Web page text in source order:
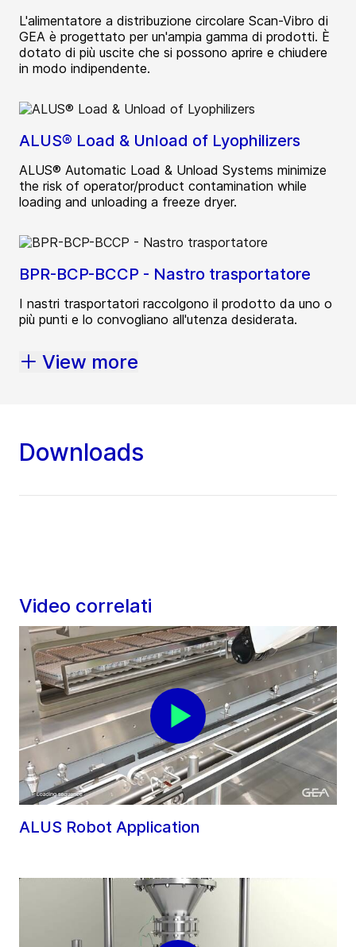
L'alimentatore a distribuzione circolare Scan-Vibro di
GEA è progettato per un'ampia gamma di prodotti. È
dotato di più uscite che si possono aprire e chiudere
in modo indipendente.
ALUS® Load & Unload of Lyophilizers
ALUS® Automatic Load & Unload Systems minimize
the risk of operator/product contamination while
loading and unloading a freeze dryer.
BPR-BCP-BCCP - Nastro trasportatore
I nastri trasportatori raccolgono il prodotto da uno o
più punti e lo convogliano all'utenza desiderata.
View more
Downloads
Video correlati
ALUS Robot Application